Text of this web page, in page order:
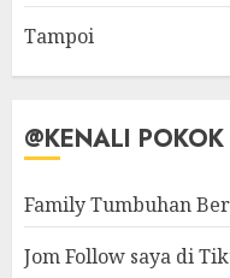
Tampoi
@KENALI
Family Tumbuhan
Jom Follow saya di